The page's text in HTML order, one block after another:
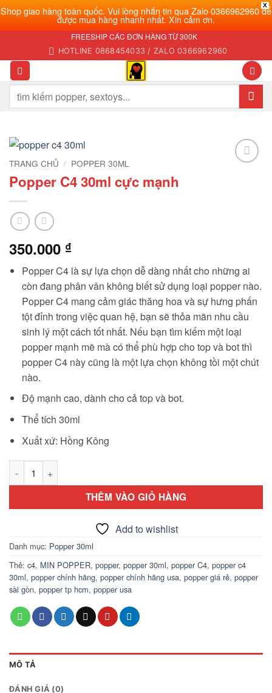
X
Shop giao hàng toàn quốc. Vui lòng nhắn tin qua Zalo 0366962960 để
được mua hàng nhanh nhất. Xin cảm ơn.
nội
dung
FREESHIP CÁC ĐƠN HÀNG TỪ 300K
HOTLINE 0868454033 / ZALO 0366962960
Tìm
kiếm:
TRANG CHỦ / POPPER 30ML
Popper C4 30ml cực mạnh
350.000 ₫
Popper C4 là sự lựa chọn dễ dàng nhất cho những ai
còn đang phân vân không biết sử dụng loại popper nào.
Popper C4 mang cảm giác thăng hoa và sự hưng phấn
tột đỉnh trong việc quan hệ, bạn sẽ thỏa mãn nhu cầu
sinh lý một cách tốt nhất. Nếu bạn tìm kiếm một loại
popper mạnh mẽ mà có thể phù hợp cho top và bot thì
popper C4 này cũng là một lựa chọn không tồi một chút
nào.
Độ mạnh cao, dành cho cả top và bot.
Thể tích 30ml
Xuất xứ: Hồng Kông
THÊM VÀO GIỎ HÀNG
Add to wishlist
Danh mục: Popper 30ml
Thẻ: c4, MIN POPPER, popper, popper 30ml, popper C4, popper c4
30ml, popper chính hãng, popper chính hãng usa, popper giá rẻ, popper
sài gòn, popper tp hcm, popper usa
MÔ TẢ
ĐÁNH GIÁ (0)